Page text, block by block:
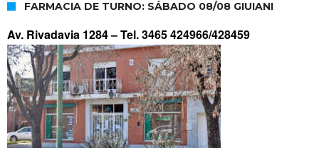
FARMACIA DE TURNO: SÁBADO 08/08 GIUIANI
Av. Rivadavia 1284 –Tel. 3465 424966/428459